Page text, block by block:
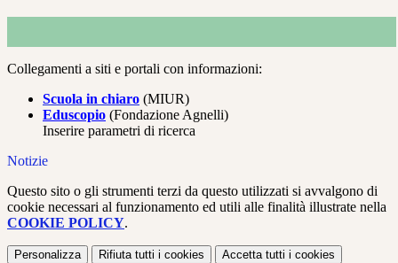
Collegamenti a siti e portali con informazioni:
Scuola in chiaro (MIUR)
Eduscopio (Fondazione Agnelli)
Inserire parametri di ricerca
Notizie
Questo sito o gli strumenti terzi da questo utilizzati si avvalgono di
cookie necessari al funzionamento ed utili alle finalità illustrate nella
COOKIE POLICY.
Personalizza Rifiuta tutti i cookies Accetta tutti i cookies